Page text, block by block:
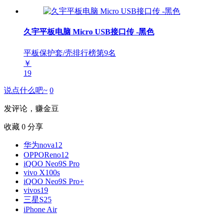
久宇平板电脑 Micro USB接口传 -黑色
平板保护套/壳排行榜第9名
￥
19
说点什么吧~ 0
发评论，赚金豆
收藏 0 分享
华为nova12
OPPOReno12
iQOO Neo9S Pro
vivo X100s
iQOO Neo9S Pro+
vivos19
三星S25
iPhone Air